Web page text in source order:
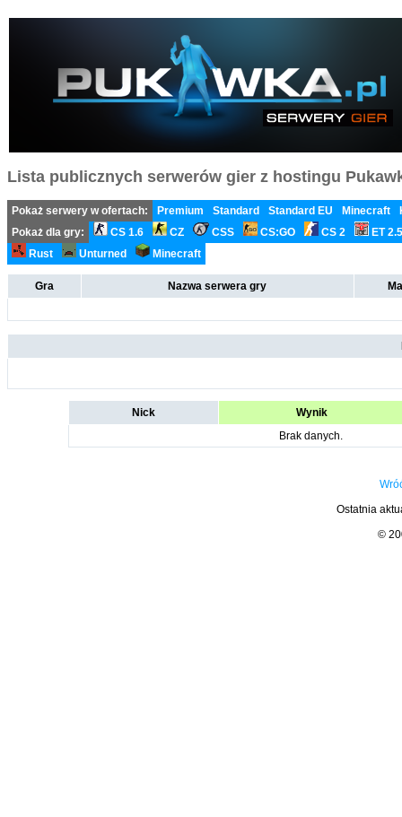
Lista publicznych serwerów gier z hostingu
Pokaż serwery w ofertach: Premium Standard Standard EU Minecraft
Pokaż dla gry:
CS 1.6 CZ CSS CS:GO CS 2
ET
Rust
Unturned Minecraft
Gra Nazwa serwera gry
Nick
Wynik
Brak danych.
Ostatnia
©